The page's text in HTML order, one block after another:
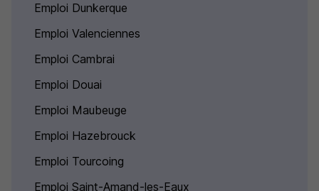
Emploi Dunkerque
Emploi Valenciennes
Emploi Cambrai
Emploi Douai
Emploi Maubeuge
Emploi Hazebrouck
Emploi Tourcoing
Emploi Saint-Amand-les-Eaux